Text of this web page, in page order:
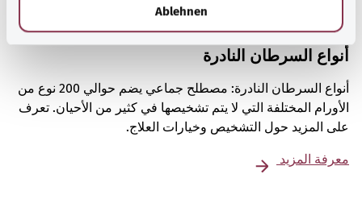
Ablehnen
أنواع السرطان النادرة
أنواع السرطان النادرة: مصطلح جماعي يضم حوالي 200 نوع من
الأورام المختلفة التي لا يتم تشخيصها في كثير من الأحيان. تعرف
على المزيد حول التشخيص وخيارات العلاج.
معرفة المزيد